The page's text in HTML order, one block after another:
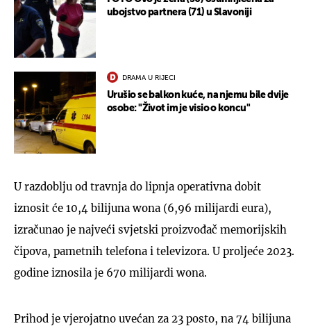
ubojstvo partnera (71) u Slavoniji
DRAMA U RIJECI
Urušio se balkon kuće, na njemu bile dvije
osobe: "Život im je visio o koncu"
U razdoblju od travnja do lipnja operativna dobit
iznosit će 10,4 bilijuna wona (6,96 milijardi eura),
izračunao je najveći svjetski proizvođač memorijskih
čipova, pametnih telefona i televizora. U proljeće 2023.
godine iznosila je 670 milijardi wona.
Prihod je vjerojatno uvećan za 23 posto, na 74 bilijuna